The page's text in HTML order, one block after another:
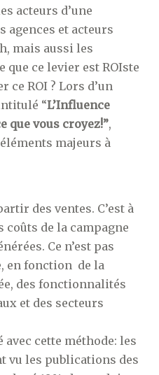
acteurs d’une
agences et acteurs
mais aussi les
ce levier est ROIste
ce ROI ? Lors d’un
“L’Influence
que vous croyez!”,
majeurs à
des ventes. C’est à
de la campagne
Ce n’est pas
en fonction de la
des fonctionnalités
et des secteurs
cette méthode: les
vu les publications des